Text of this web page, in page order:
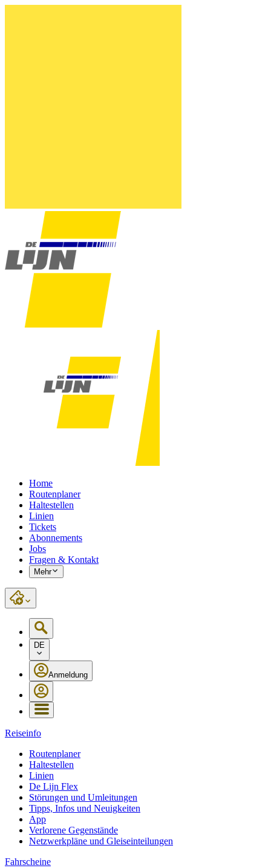
Home
Routenplaner
Haltestellen
Linien
Tickets
Abonnements
Jobs
Fragen & Kontakt
Mehr
DE
Anmeldung
Reiseinfo
Routenplaner
Haltestellen
Linien
De Lijn Flex
Störungen und Umleitungen
Tipps, Infos und Neuigkeiten
App
Verlorene Gegenstände
Netzwerkpläne und Gleiseinteilungen
Fahrscheine